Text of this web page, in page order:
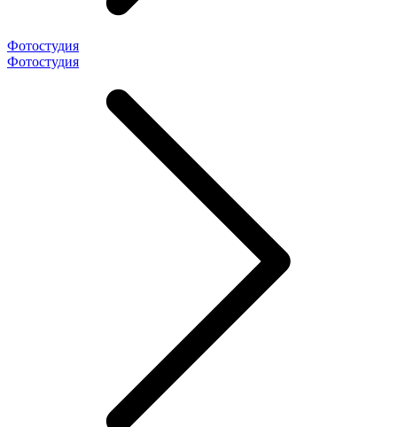
Фотостудия
Фотостудия